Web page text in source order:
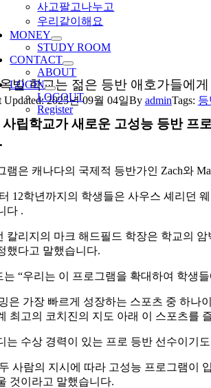
사고팔고나누고
우리같이해요
MONEY
STUDY ROOM
CONTACT
ABOUT
LOGIN
LOGOUT
Register
빌 학교는 젊은 등반 애호가들에
Updated: 2025년 09월 04일By adminTags:
립학교가 새로운 고성능 등반 프
램은 캐나다의 국제적 등반가인 Zach와
12학년까지의 학생들은 사우스 셰리던
다 .
칼리지의 마크 해드필드 학장은 학교의
했다고 말했습니다.
는 “우리는 이 프로그램을 확대하여 학생
은 가장 빠르게 성장하는 스포츠 중 하나
최고의 코치진의 지도 아래 이 스포츠를
는 수상 경력이 있는 프로 등반 선수이기
사람의 지시에 따라 고성능 프로그램이
것이라고 말했습니다.